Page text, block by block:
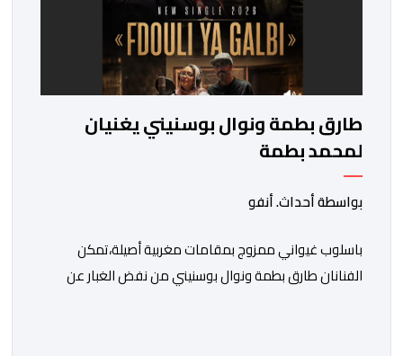
طارق بطمة ونوال بوسنيني يغنيان
لمحمد بطمة
بواسطة أحداث. أنفو
باسلوب غيواني ممزوج بمقامات مغربية أصيلة،تمكن
الفنانان طارق بطمة ونوال بوسنيني من نفض الغبار عن